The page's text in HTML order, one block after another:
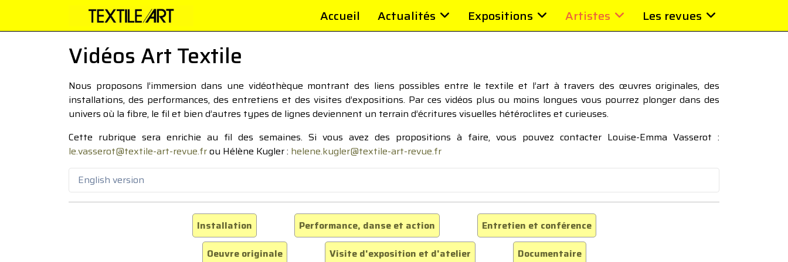
Accueil Actualités Expositions Artistes Les revues
Vidéos Art Textile
Nous proposons l’immersion dans une vidéothèque montrant des liens possibles entre le textile et l’art à travers des œuvres originales, des
installations, des performances, des entretiens et des visites d’expositions. Par ces vidéos plus ou moins longues vous pourrez plonger dans des
univers où la fibre, le fil et bien d’autres types de lignes deviennent un terrain d’écritures visuelles hétéroclites et curieuses.
Cette rubrique sera enrichie au fil des semaines. Si vous avez des propositions à faire, vous pouvez contacter Louise-Emma Vasserot :
le.vasserot@textile-art-revue.frou Hélène Kugler : helene.kugler@textile-art-revue.fr
English version
Installation Performance, danse et action
Entretien et conférence
Oeuvre originale
Visite d'exposition et d'atelier Documentaire